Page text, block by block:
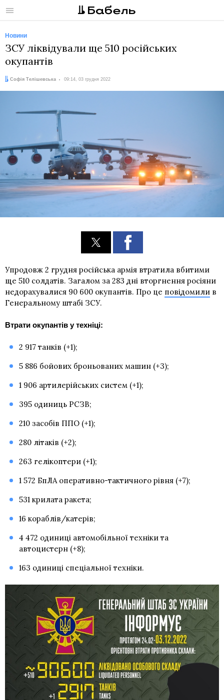
Меню
Новини
ЗСУ ліквідували ще 510 російських
окупантів
Автор:
Софія Телішевська
Дата: 09:14, 03 грудня 2022
Упродовж 2 грудня російська армія втратила вбитими
ще 510 солдатів. Загалом за 283 дні вторгнення росіяни
недорахувалися 90 600 окупантів. Про це повідомили в
Генеральному штабі ЗСУ.
Втрати окупантів у техніці:
2 917 танків (+1);
5 886 бойових броньованих машин (+3);
1 906 артилерійських систем (+1);
395 одиниць РСЗВ;
210 засобів ППО (+1);
280 літаків (+2);
263 гелікоптери (+1);
1 572 БпЛА оперативно-тактичного рівня (+7);
531 крилата ракета;
16 кораблів/катерів;
4 472 одиниці автомобільної техніки та
автоцистерн (+8);
163 одиниці спеціальної техніки.